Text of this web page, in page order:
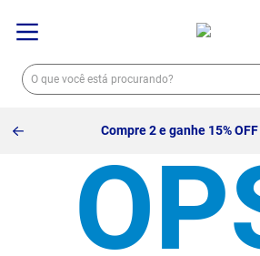
Compre 2 e ganhe 15% OFF